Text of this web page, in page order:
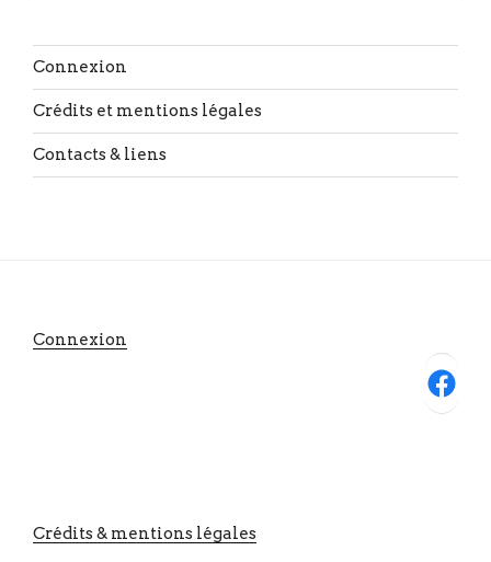
Connexion
Crédits et mentions légales
Contacts & liens
Connexion
Facebook
Crédits & mentions légales